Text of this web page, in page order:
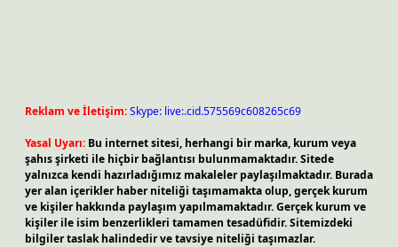
Reklam ve İletişim:Skype: live:.cid.575569c608265c69
Yasal Uyarı: Bu internet sitesi, herhangi bir marka, kurum veya
şahıs şirketi ile hiçbir bağlantısı bulunmamaktadır. Sitede
yalnızca kendi hazırladığımız makaleler paylaşılmaktadır. Burada
yer alan içerikler haber niteliği taşımamakta olup, gerçek kurum
ve kişiler hakkında paylaşım yapılmamaktadır. Gerçek kurum ve
kişiler ile isim benzerlikleri tamamen tesadüfidir. Sitemizdeki
bilgiler taslak halindedir ve tavsiye niteliği taşımazlar.